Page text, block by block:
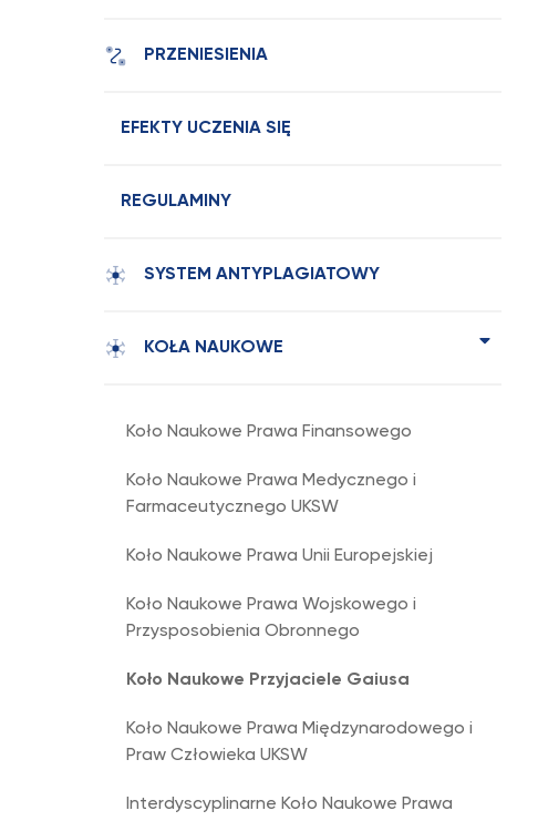
PRZENIESIENIA
EFEKTY UCZENIA SIĘ
REGULAMINY
SYSTEM ANTYPLAGIATOWY
KOŁA NAUKOWE
Koło Naukowe Prawa Finansowego
Koło Naukowe Prawa Medycznego i
Farmaceutycznego UKSW
Koło Naukowe Prawa Unii Europejskiej
Koło Naukowe Prawa Wojskowego i
Przysposobienia Obronnego
Koło Naukowe Przyjaciele Gaiusa
Koło Naukowe Prawa Międzynarodowego i
Praw Człowieka UKSW
Interdyscyplinarne Koło Naukowe Prawa